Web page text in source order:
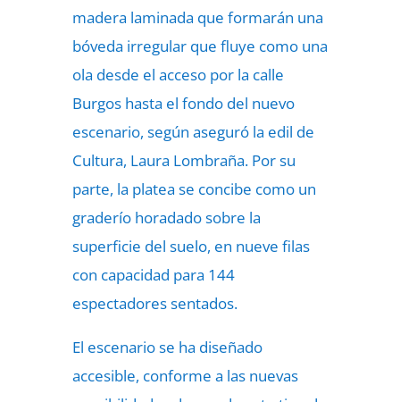
madera laminada que formarán una
bóveda irregular que fluye como una
ola desde el acceso por la calle
Burgos hasta el fondo del nuevo
escenario, según aseguró la edil de
Cultura, Laura Lombraña. Por su
parte, la platea se concibe como un
graderío horadado sobre la
superficie del suelo, en nueve filas
con capacidad para 144
espectadores sentados.
El escenario se ha diseñado
accesible, conforme a las nuevas